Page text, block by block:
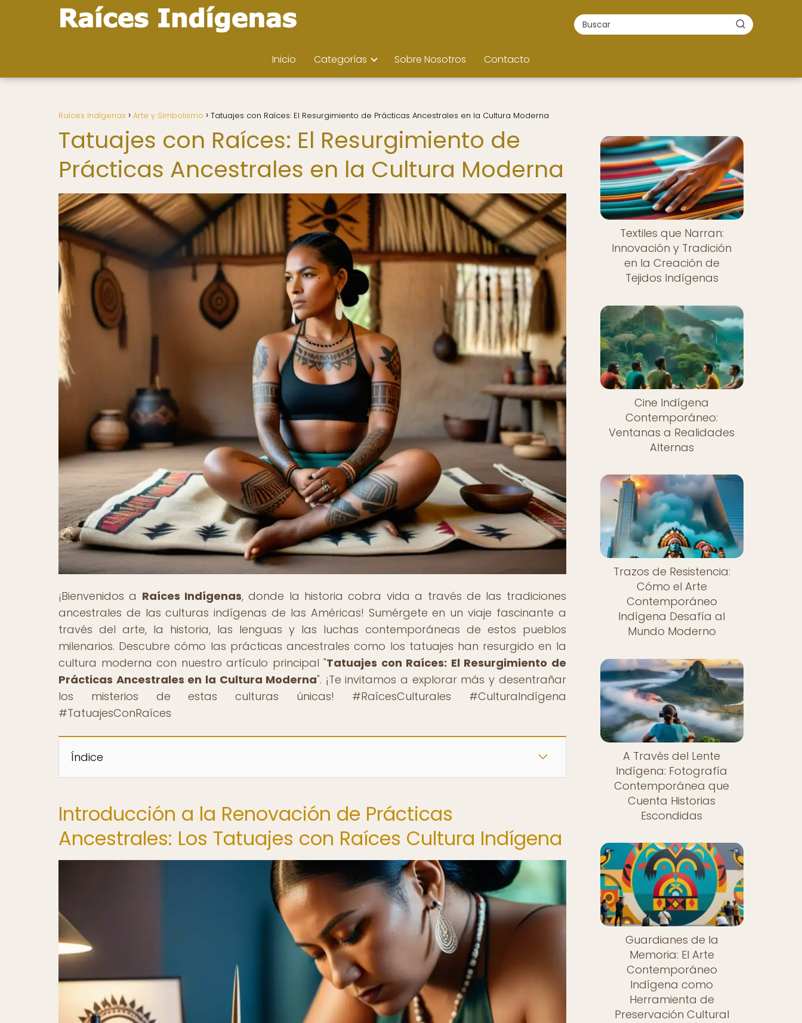
Inicio Categorías Sobre Nosotros Contacto
Raíces Indígenas Arte y Simbolismo Tatuajes con Raíces: El Resurgimiento de Prácticas Ancestrales en la Cultura Moderna
Tatuajes con Raíces: El Resurgimiento de
Prácticas Ancestrales en la Cultura Moderna
¡Bienvenidos a Raíces Indígenas, donde la historia cobra vida a través de las tradiciones
ancestrales de las culturas indígenas de las Américas! Sumérgete en un viaje fascinante a
través del arte, la historia, las lenguas y las luchas contemporáneas de estos pueblos
milenarios. Descubre cómo las prácticas ancestrales como los tatuajes han resurgido en la
cultura moderna con nuestro artículo principal "Tatuajes con Raíces: El Resurgimiento de
Prácticas Ancestrales en la Cultura Moderna". ¡Te invitamos a explorar más y desentrañar
los misterios de estas culturas únicas! #RaícesCulturales #CulturaIndígena
#TatuajesConRaíces
Índice
Introducción a la Renovación de Prácticas
Ancestrales: Los Tatuajes con Raíces Cultura Indígena
Textiles que Narran:
Innovación y Tradición
en la Creación de
Tejidos Indígenas
Cine Indígena
Contemporáneo:
Ventanas a Realidades
Alternas
Trazos de Resistencia:
Cómo el Arte
Contemporáneo
Indígena Desafía al
Mundo Moderno
A Través del Lente
Indígena: Fotografía
Contemporánea que
Cuenta Historias
Escondidas
Guardianes de la
Memoria: El Arte
Contemporáneo
Indígena como
Herramienta de
Preservación Cultural